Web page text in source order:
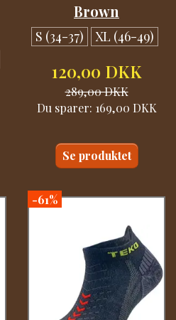
Brown
S (34-37) XL (46-49)
120,00 DKK
289,00 DKK
Du sparer: 169,00 DKK
Se produktet
-61%